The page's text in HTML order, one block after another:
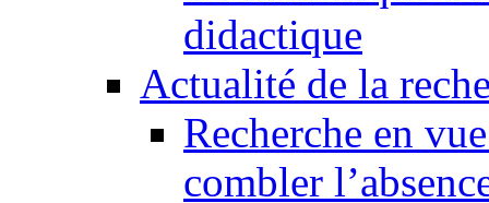
didactique
Actualité de la
Recherche en
combler